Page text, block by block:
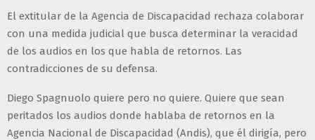
El extitular de la Agencia de Discapacidad rechaza colaborar
con una medida judicial que busca determinar la veracidad
de los audios en los que habla de retornos. Las
contradicciones de su defensa.
Diego Spagnuolo quiere pero no quiere. Quiere que sean
peritados los audios donde hablaba de retornos en la
Agencia Nacional de Discapacidad (Andis), que él dirigía, pero